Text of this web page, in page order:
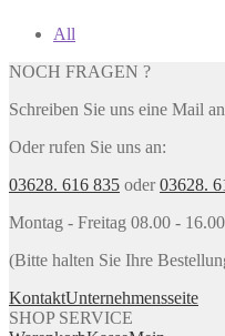
All
NOCH FRAGEN ?
Schreiben Sie uns eine Mail
Oder rufen Sie uns an:
03628. 616 835 oder03628.
Montag - Freitag 08.00 -
(Bitte halten Sie Ihre
KontaktUnternehmensseite
SHOP SERVICE